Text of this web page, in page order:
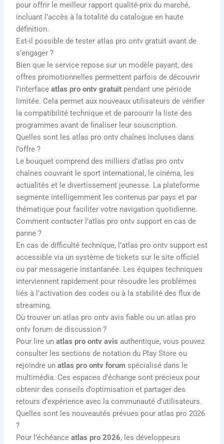
pour offrir le meilleur rapport qualité-prix du marché,
incluant l’accès à la totalité du catalogue en haute
définition.
Est-il possible de tester atlas pro ontv gratuit avant de
s’engager ?
Bien que le service repose sur un modèle payant, des
offres promotionnelles permettent parfois de découvrir
l’interfaceatlas pro ontv gratuit pendant une période
limitée. Cela permet aux nouveaux utilisateurs de vérifier
la compatibilité technique et de parcourir la liste des
programmes avant de finaliser leur souscription.
Quelles sont les atlas pro ontv chaînes incluses dans
l’offre ?
Le bouquet comprend des milliers d’atlas pro ontv
chaînes couvrant le sport international, le cinéma, les
actualités et le divertissement jeunesse. La plateforme
segmente intelligemment les contenus par pays et par
thématique pour faciliter votre navigation quotidienne.
Comment contacter l’atlas pro ontv support en cas de
panne ?
En cas de difficulté technique, l’atlas pro ontv support est
accessible via un système de tickets sur le site officiel
ou par messagerie instantanée. Les équipes techniques
interviennent rapidement pour résoudre les problèmes
liés à l’activation des codes ou à la stabilité des flux de
streaming.
Où trouver un atlas pro ontv avis fiable ou un atlas pro
ontv forum de discussion ?
Pour lire unatlas pro ontv avis authentique, vous pouvez
consulter les sections de notation du Play Store ou
rejoindre unatlas pro ontv forum spécialisé dans le
multimédia. Ces espaces d’échange sont précieux pour
obtenir des conseils d’optimisation et partager des
retours d’expérience avec la communauté d’utilisateurs.
Quelles sont les nouveautés prévues pour atlas pro 2026
?
Pour l’échéanceatlas pro 2026, les développeurs